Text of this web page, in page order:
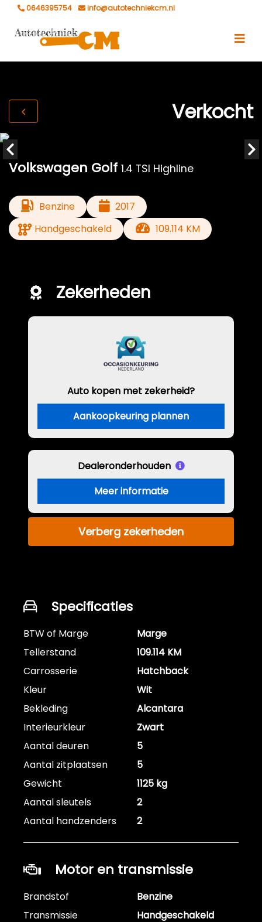
0646395754 info@autotechniekcm.nl
Verkocht
Volkswagen Golf 1.4 TSI Highline
Benzine
2017
Handgeschakeld
109.114 KM
Zekerheden
Auto kopen met zekerheid?
Aankoopkeuring plannen
Dealeronderhouden
Meer informatie
Verberg zekerheden
Specificaties
BTW of Marge
Marge
Tellerstand
109.114 KM
Carrosserie
Hatchback
Kleur
Wit
Bekleding
Alcantara
Interieurkleur
Zwart
Aantal deuren
5
Aantal zitplaatsen
5
Gewicht
1125 kg
Aantal sleutels
2
Aantal handzenders
2
Motor en transmissie
Brandstof
Benzine
Transmissie
Handgeschakeld